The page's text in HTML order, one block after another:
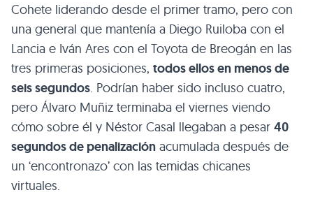
Cohete liderando desde el primer tramo, pero con
una general que mantenía a Diego Ruiloba con el
Lancia e Iván Ares con el Toyota de Breogán en las
tres primeras posiciones, todos ellos en menos de
seis segundos. Podrían haber sido incluso cuatro,
pero Álvaro Muñiz terminaba el viernes viendo
cómo sobre él y Néstor Casal llegaban a pesar 40
segundos de penalización acumulada después de
un ‘encontronazo’ con las temidas chicanes
virtuales.